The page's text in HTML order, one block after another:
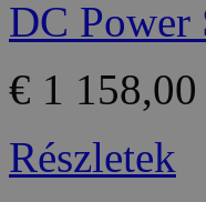
€ 1 158,00
Részletek